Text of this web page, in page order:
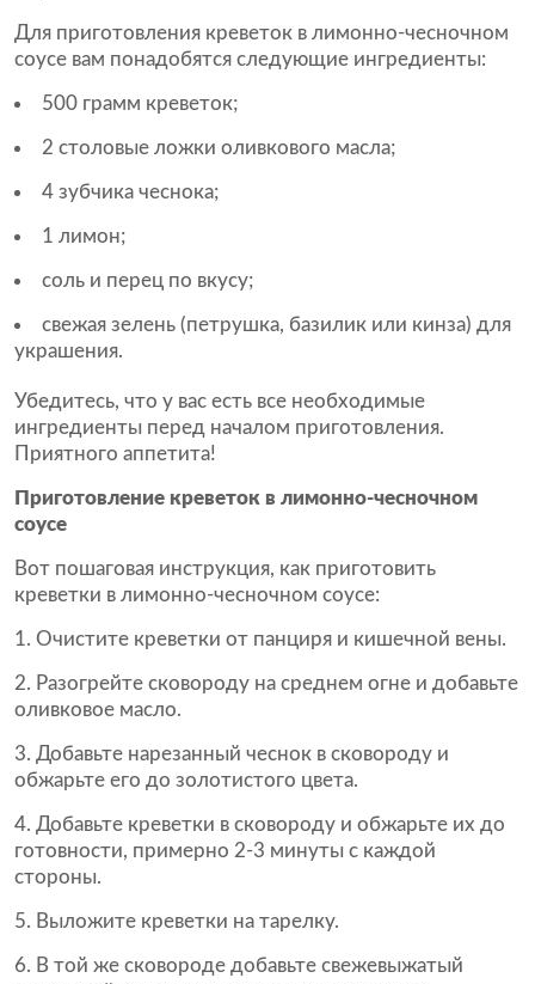
Для приготовления креветок в лимонно-чесночном
соусе вам понадобятся следующие ингредиенты:
500 грамм креветок;
2 столовые ложки оливкового масла;
4 зубчика чеснока;
1 лимон;
соль и перец по вкусу;
свежая зелень (петрушка, базилик или кинза) для
украшения.
Убедитесь, что у вас есть все необходимые
ингредиенты перед началом приготовления.
Приятного аппетита!
Приготовление креветок в лимонно-чесночном
соусе
Вот пошаговая инструкция, как приготовить
креветки в лимонно-чесночном соусе:
Очистите креветки от панциря и кишечной вены.
Разогрейте сковороду на среднем огне и добавьте
оливковое масло.
Добавьте нарезанный чеснок в сковороду и
обжарьте его до золотистого цвета.
Добавьте креветки в сковороду и обжарьте их до
готовности, примерно 2-3 минуты с каждой
стороны.
Выложите креветки на тарелку.
В той же сковороде добавьте свежевыжатый